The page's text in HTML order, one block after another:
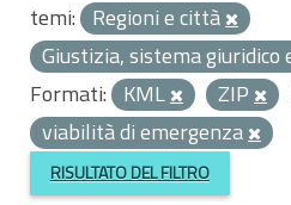
temi: Regioni e città
Giustizia, sistema giuridico
Formati: KML ZIP
viabilità di emergenza
RISULTATO DEL FILTRO